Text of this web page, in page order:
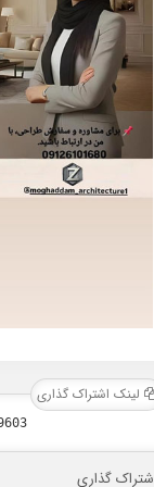
لینک اشتراک گذاری
گذاری